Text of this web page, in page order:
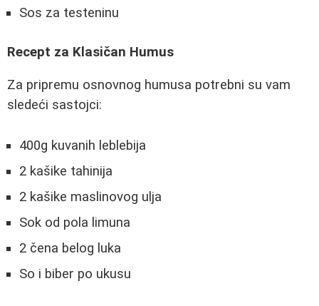
Sos za testeninu
Recept za Klasičan Humus
Za pripremu osnovnog humusa potrebni su vam
sledeći sastojci:
400g kuvanih leblebija
2 kašike tahinija
2 kašike maslinovog ulja
Sok od pola limuna
2 čena belog luka
So i biber po ukusu